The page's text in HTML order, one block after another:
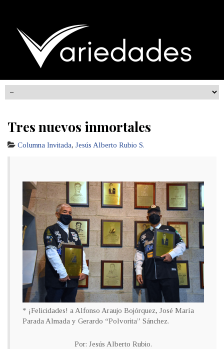
Tres nuevos inmortales
Columna Invitada, Jesús Alberto Rubio S.
* ¡Felicidades! a Alfonso Araujo Bojórquez, José María
Parada Almada y Gerardo “Polvorita” Sánchez.
Por: Jesús Alberto Rubio.